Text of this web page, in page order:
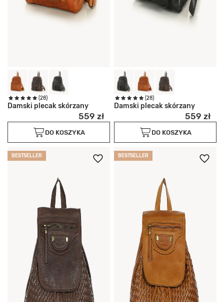
(28)
Damski plecak skórzany
559 zł
DO KOSZYKA
(28)
Damski plecak skórzany
559 zł
DO KOSZYKA
BESTSELLER BESTSELLER